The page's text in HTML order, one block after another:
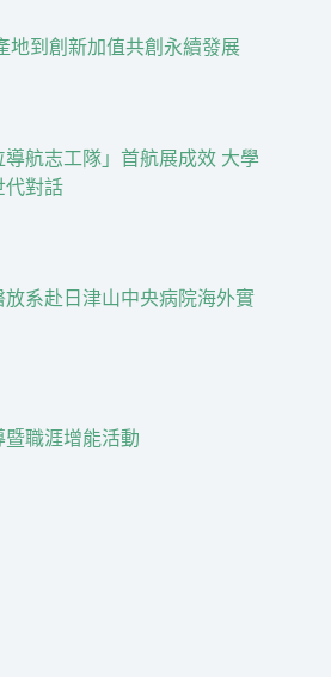
地到創新加值共創永續發展
航志工隊」首航展成效 大學
代對話
系赴日津山中央病院海外實
職涯增能活動